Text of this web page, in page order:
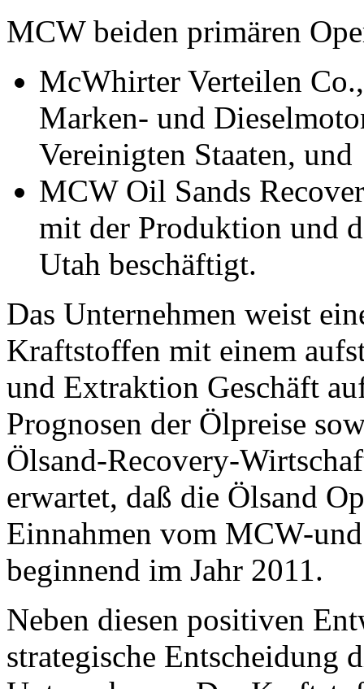
MCW beiden primären
McWhirter Verteilen
Marken- und
Vereinigten Staaten, und
MCW Oil Sands
mit der Produktion und
Utah beschäftigt.
Das Unternehmen weist
Kraftstoffen mit einem
und Extraktion Geschäft
Prognosen der Ölpreise
Ölsand-Recovery-
erwartet, daß die Ölsand
Einnahmen vom MCW-
beginnend im Jahr 2011.
Neben diesen positiven
strategische Entscheidung